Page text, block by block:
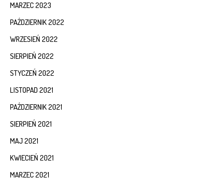
MARZEC 2023
PAŹDZIERNIK 2022
WRZESIEŃ 2022
SIERPIEŃ 2022
STYCZEŃ 2022
LISTOPAD 2021
PAŹDZIERNIK 2021
SIERPIEŃ 2021
MAJ 2021
KWIECIEŃ 2021
MARZEC 2021